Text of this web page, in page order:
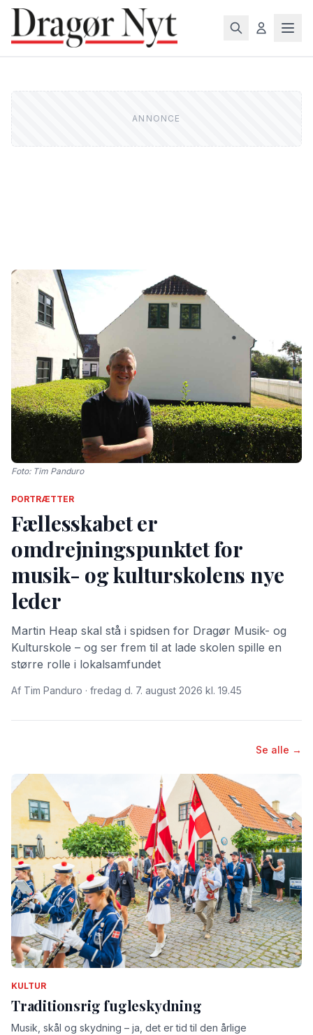
Foto: Tim Panduro
PORTRÆTTER
Fællesskabet er
omdrejningspunktet for
musik- og kulturskolens nye
leder
Martin Heap skal stå i spidsen for Dragør Musik- og
Kulturskole – og ser frem til at lade skolen spille en
større rolle i lokalsamfundet
Af Tim Panduro · fredag d. 7. august 2026 kl. 19.45
Se alle →
KULTUR
Traditionsrig fugleskydning
Musik, skål og skydning – ja, det er tid til den årlige